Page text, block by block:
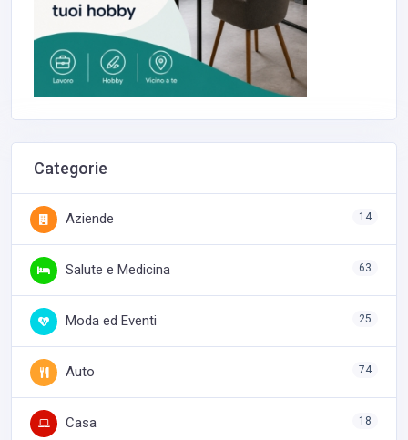
Categorie
Aziende 14
Salute e Medicina 63
Moda ed Eventi 25
Auto 74
Casa 18